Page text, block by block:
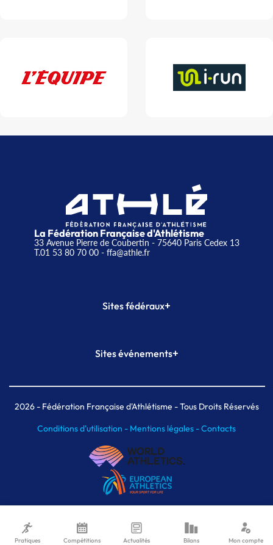
La Fédération Française d'Athlétisme
33 Avenue Pierre de Coubertin - 75640 Paris Cedex 13
T.01 53 80 70 00- ffa@athle.fr
Sites fédéraux+
Plateforme Formation
Sites événements+
Meeting de Paris indoor
MAIF Ekiden de Paris
2026- Fédération Française d'Athlétisme - Tous Droits Réservés
Conditions d'utilisation - Mentions légales -Contacts
Pratiques Compétitions Actualités Bilans Mon compte